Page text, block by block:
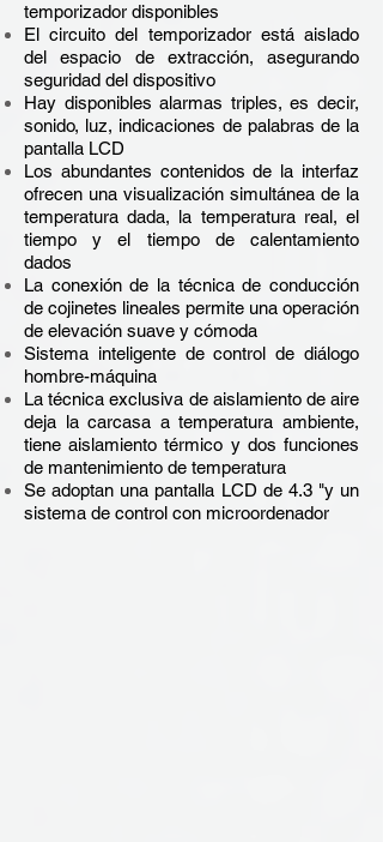
temporizador disponibles
El circuito del temporizador está aislado
del espacio de extracción, asegurando
seguridad del dispositivo
Hay disponibles alarmas triples, es decir,
sonido, luz, indicaciones de palabras de la
pantalla LCD
Los abundantes contenidos de la interfaz
ofrecen una visualización simultánea de la
temperatura dada, la temperatura real, el
tiempo y el tiempo de calentamiento
dados
La conexión de la técnica de conducción
de cojinetes lineales permite una operación
de elevación suave y cómoda
Sistema inteligente de control de diálogo
hombre-máquina
La técnica exclusiva de aislamiento de aire
deja la carcasa a temperatura ambiente,
tiene aislamiento térmico y dos funciones
de mantenimiento de temperatura
Se adoptan una pantalla LCD de 4.3 "y un
sistema de control con microordenador